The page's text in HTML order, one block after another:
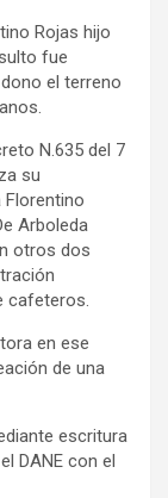
Rojas hijo
fue
el terreno
N.635 del 7
su
Arboleda
otros dos
cafeteros.
en ese
de una
escritura
DANE con el